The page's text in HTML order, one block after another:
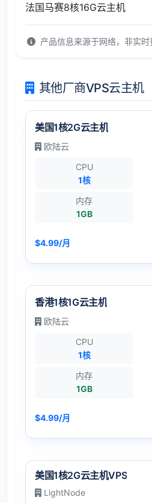
法国马赛8核16G云主机
产品信息来源于网络，非实时
其他厂商VPS云主机
美国1核2G云主机
欧陆云
CPU
1核
内存
1GB
$4.99/月
香港1核1G云主机
欧陆云
CPU
1核
内存
1GB
$4.99/月
美国1核2G云主机VPS
LightNode